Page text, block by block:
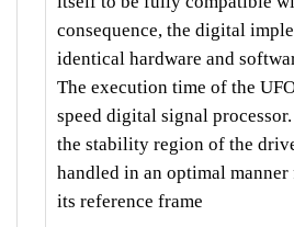
consequence, the digital
identical hardware and
The execution time of the
speed digital signal
the stability region of the
handled in an optimal
its reference frame